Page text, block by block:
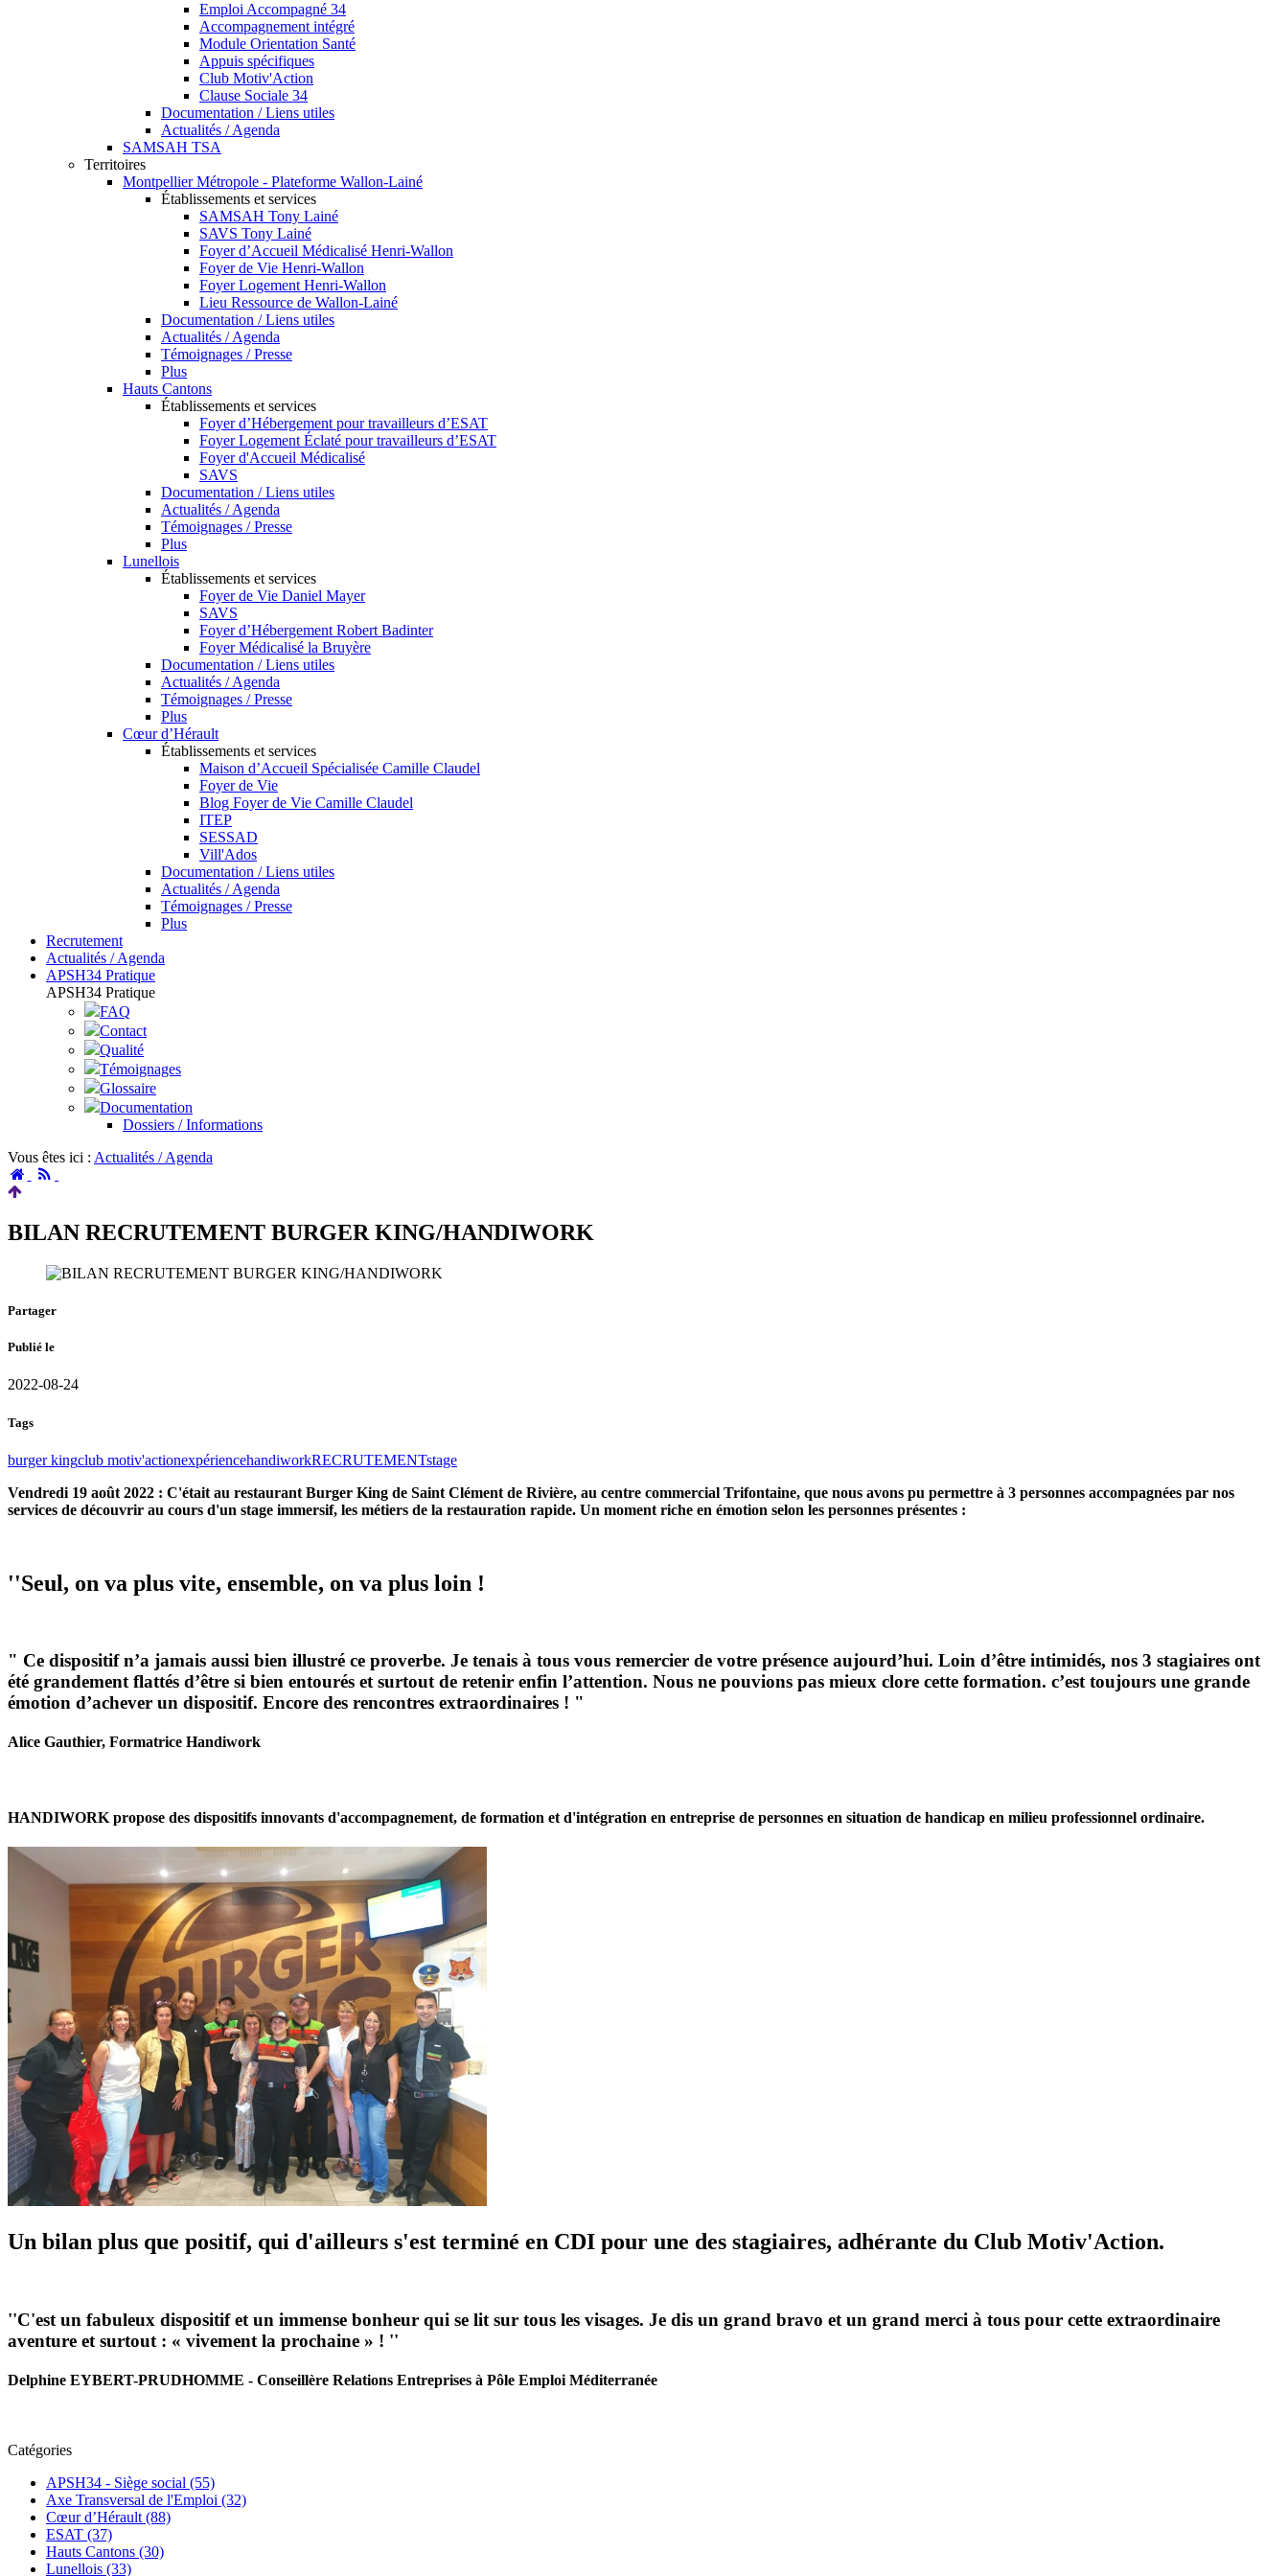
Emploi Accompagné 34
Accompagnement intégré
Module Orientation Santé
Appuis spécifiques
Club Motiv'Action
Clause Sociale 34
Documentation / Liens utiles
Actualités / Agenda
SAMSAH TSA
Territoires
Montpellier Métropole - Plateforme Wallon-Lainé
Établissements et services
SAMSAH Tony Lainé
SAVS Tony Lainé
Foyer d’Accueil Médicalisé Henri-Wallon
Foyer de Vie Henri-Wallon
Foyer Logement Henri-Wallon
Lieu Ressource de Wallon-Lainé
Documentation / Liens utiles
Actualités / Agenda
Témoignages / Presse
Plus
Hauts Cantons
Établissements et services
Foyer d’Hébergement pour travailleurs d’ESAT
Foyer Logement Éclaté pour travailleurs d’ESAT
Foyer d'Accueil Médicalisé
SAVS
Documentation / Liens utiles
Actualités / Agenda
Témoignages / Presse
Plus
Lunellois
Établissements et services
Foyer de Vie Daniel Mayer
SAVS
Foyer d’Hébergement Robert Badinter
Foyer Médicalisé la Bruyère
Documentation / Liens utiles
Actualités / Agenda
Témoignages / Presse
Plus
Cœur d’Hérault
Établissements et services
Maison d’Accueil Spécialisée Camille Claudel
Foyer de Vie
Blog Foyer de Vie Camille Claudel
ITEP
SESSAD
Vill'Ados
Documentation / Liens utiles
Actualités / Agenda
Témoignages / Presse
Plus
Recrutement
Actualités / Agenda
APSH34 Pratique
APSH34 Pratique
FAQ
Contact
Qualité
Témoignages
Glossaire
Documentation
Dossiers / Informations
Vous êtes ici : Actualités / Agenda
Accueil
BILAN RECRUTEMENT BURGER KING/HANDIWORK
Partager
Publié le
2022-08-24
Tags
burger kingclub motiv'actionexpériencehandiworkRECRUTEMENTstage
Vendredi 19 août 2022 : C'était au restaurant Burger King de Saint Clément de Rivière, au centre commercial Trifontaine, que nous avons pu permettre à 3 personnes accompagnées par nos
services de découvrir au cours d'un stage immersif, les métiers de la restauration rapide. Un moment riche en émotion selon les personnes présentes :
''Seul, on va plus vite, ensemble, on va plus loin !
" Ce dispositif n’a jamais aussi bien illustré ce proverbe. Je tenais à tous vous remercier de votre présence aujourd’hui. Loin d’être intimidés, nos 3 stagiaires ont
été grandement flattés d’être si bien entourés et surtout de retenir enfin l’attention. Nous ne pouvions pas mieux clore cette formation. c’est toujours une grande
émotion d’achever un dispositif. Encore des rencontres extraordinaires ! "
Alice Gauthier, Formatrice Handiwork
HANDIWORK propose des dispositifs innovants d'accompagnement, de formation et d'intégration en entreprise de personnes en situation de handicap en milieu professionnel ordinaire.
Un bilan plus que positif, qui d'ailleurs s'est terminé en CDI pour une des stagiaires, adhérante du Club Motiv'Action.
''C'est un fabuleux dispositif et un immense bonheur qui se lit sur tous les visages. Je dis un grand bravo et un grand merci à tous pour cette extraordinaire
aventure et surtout : « vivement la prochaine » ! ''
Delphine EYBERT-PRUDHOMME - Conseillère Relations Entreprises à Pôle Emploi Méditerranée
Catégories
APSH34 - Siège social (55)
Axe Transversal de l'Emploi (32)
Cœur d’Hérault (88)
ESAT (37)
Hauts Cantons (30)
Lunellois (33)